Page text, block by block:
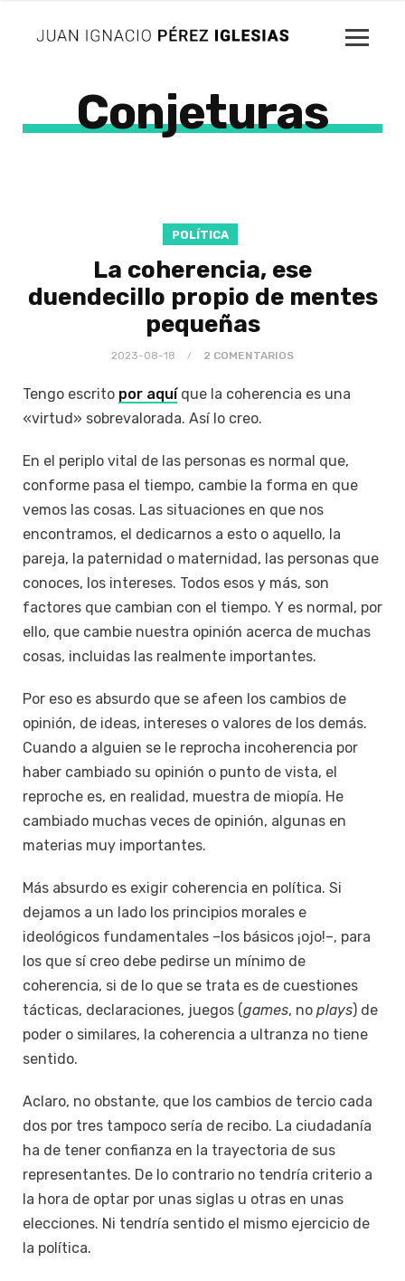
Conjeturas
POLÍTICA
La coherencia, ese
duendecillo propio de mentes
pequeñas
2023-08-18 2 COMENTARIOS
Tengo escrito por aquíque la coherencia es una
«virtud» sobrevalorada. Así lo creo.
En el periplo vital de las personas es normal que,
conforme pasa el tiempo, cambie la forma en que
vemos las cosas. Las situaciones en que nos
encontramos, el dedicarnos a esto o aquello, la
pareja, la paternidad o maternidad, las personas que
conoces, los intereses. Todos esos y más, son
factores que cambian con el tiempo. Y es normal, por
ello, que cambie nuestra opinión acerca de muchas
cosas, incluidas las realmente importantes.
Por eso es absurdo que se afeen los cambios de
opinión, de ideas, intereses o valores de los demás.
Cuando a alguien se le reprocha incoherencia por
haber cambiado su opinión o punto de vista, el
reproche es, en realidad, muestra de miopía. He
cambiado muchas veces de opinión, algunas en
materias muy importantes.
Más absurdo es exigir coherencia en política. Si
dejamos a un lado los principios morales e
ideológicos fundamentales –los básicos ¡ojo!–, para
los que sí creo debe pedirse un mínimo de
coherencia, si de lo que se trata es de cuestiones
tácticas, declaraciones, juegos (games, no plays) de
poder o similares, la coherencia a ultranza no tiene
sentido.
Aclaro, no obstante, que los cambios de tercio cada
dos por tres tampoco sería de recibo. La ciudadanía
ha de tener confianza en la trayectoria de sus
representantes. De lo contrario no tendría criterio a
la hora de optar por unas siglas u otras en unas
elecciones. Ni tendría sentido el mismo ejercicio de
la política.